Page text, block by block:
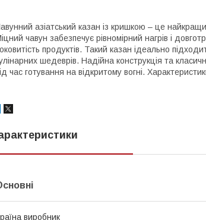
азіатський казан із кришкою – це
чавун забезпечує рівномірний нагрів і
продуктів. Такий казан ідеально
шедеврів. Надійна конструкція та
час готування на відкритому вогні.
виробник